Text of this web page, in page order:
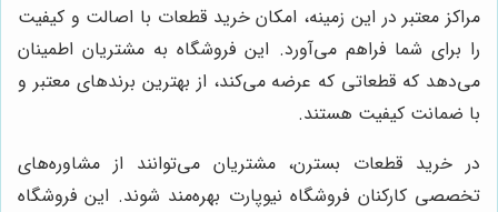
مراکز معتبر در این زمینه، امکان خرید قطعات با اصالت و کیفیت
را برای شما فراهم می‌آورد. این فروشگاه به مشتریان اطمینان
می‌دهد که قطعاتی که عرضه می‌کند، از بهترین برندهای معتبر و
با ضمانت کیفیت هستند.
در خرید قطعات بسترن، مشتریان می‌توانند از مشاوره‌های
تخصصی کارکنان فروشگاه نیوپارت بهره‌مند شوند. این فروشگاه